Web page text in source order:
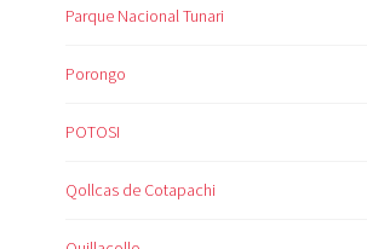
Parque Nacional Tunari
Porongo
POTOSI
Qollcas de Cotapachi